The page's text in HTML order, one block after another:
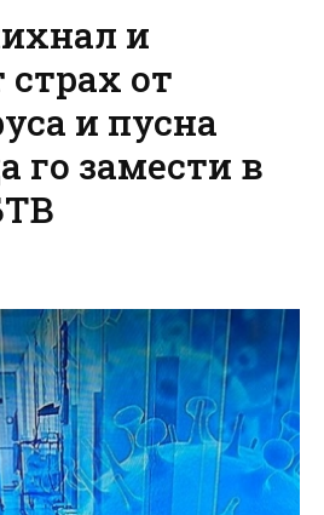
и
страх от
и пусна
го замести в